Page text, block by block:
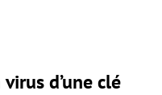
d’une clé